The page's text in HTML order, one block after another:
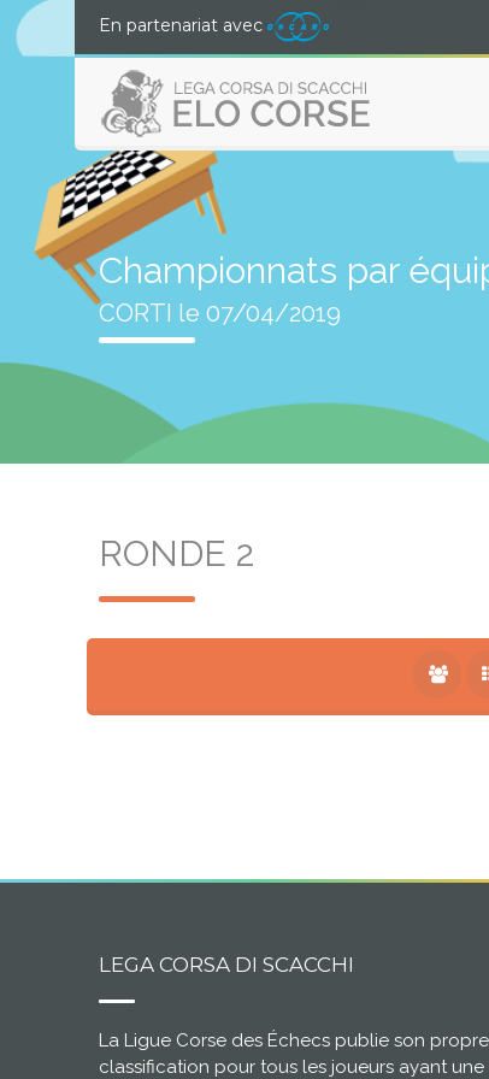
En partenariat avec
Championnats par
CORTI le 07/04/2019
RONDE 2
LEGA CORSA DI SCACCHI
La Ligue Corse des Échecs publie son
classification pour tous les joueurs ayant une